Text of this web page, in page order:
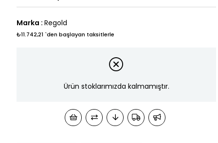
Marka : Regold
₺11.742,21 `den başlayan taksitlerle
Ürün stoklarımızda kalmamıştır.